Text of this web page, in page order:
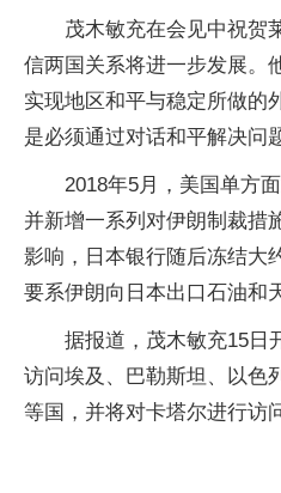
茂木敏充在会见中祝贺
信两国关系将进一步发展。
实现地区和平与稳定所做的
是必须通过对话和平解决问
2018年5月，美国单方
并新增一系列对伊朗制裁措
影响，日本银行随后冻结大
要系伊朗向日本出口石油和
据报道，茂木敏充15日
访问埃及、巴勒斯坦、以色
等国，并将对卡塔尔进行访